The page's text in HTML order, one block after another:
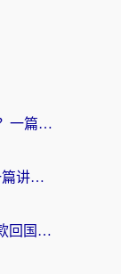
海外党必看：iOS翻墙回国怎么选？一篇搞定无缝访问国内资源
海外党纠结云极和畅回哪个好？一篇讲透回国加速器怎么选（附避坑指南）
穿梭和秒连哪个好？海外党亲测3款回国加速器，教你在国外正常浏览国内网站